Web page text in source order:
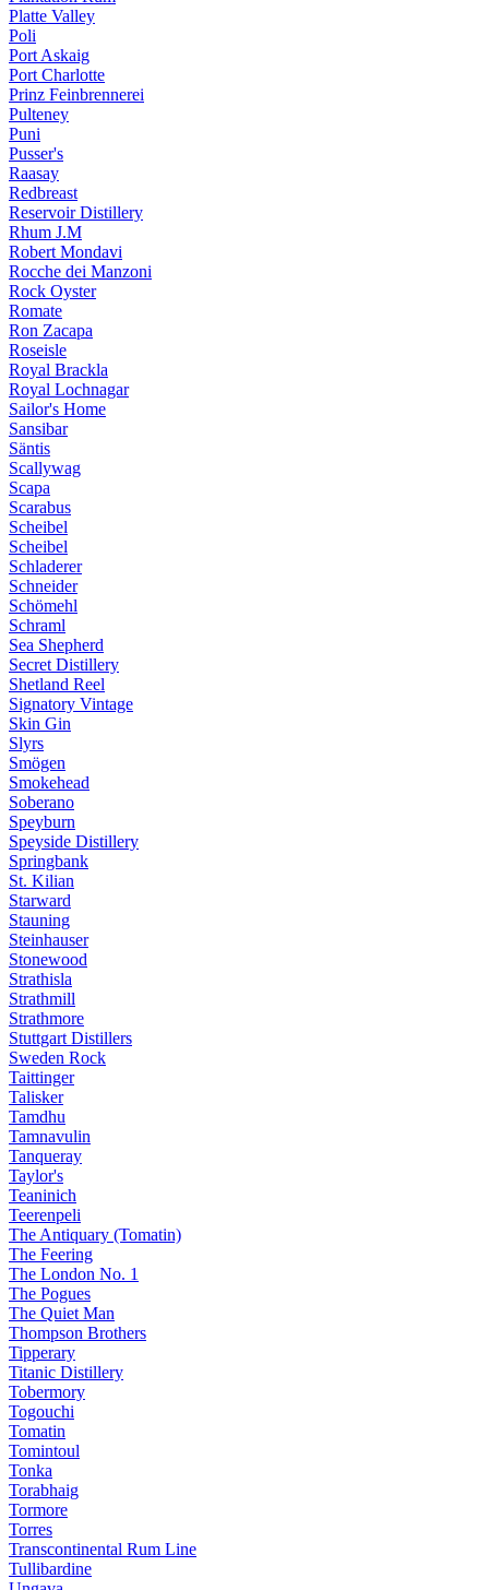
Platte Valley
Poli
Port Askaig
Port Charlotte
Prinz Feinbrennerei
Pulteney
Puni
Pusser's
Raasay
Redbreast
Reservoir Distillery
Rhum J.M
Robert Mondavi
Rocche dei Manzoni
Rock Oyster
Romate
Ron Zacapa
Roseisle
Royal Brackla
Royal Lochnagar
Sailor's Home
Sansibar
Säntis
Scallywag
Scapa
Scarabus
Scheibel
Scheibel
Schladerer
Schneider
Schömehl
Schraml
Sea Shepherd
Secret Distillery
Shetland Reel
Signatory Vintage
Skin Gin
Slyrs
Smögen
Smokehead
Soberano
Speyburn
Speyside Distillery
Springbank
St. Kilian
Starward
Stauning
Steinhauser
Stonewood
Strathisla
Strathmill
Strathmore
Stuttgart Distillers
Sweden Rock
Taittinger
Talisker
Tamdhu
Tamnavulin
Tanqueray
Taylor's
Teaninich
Teerenpeli
The Antiquary (Tomatin)
The Feering
The London No. 1
The Pogues
The Quiet Man
Thompson Brothers
Tipperary
Titanic Distillery
Tobermory
Togouchi
Tomatin
Tomintoul
Tonka
Torabhaig
Tormore
Torres
Transcontinental Rum Line
Tullibardine